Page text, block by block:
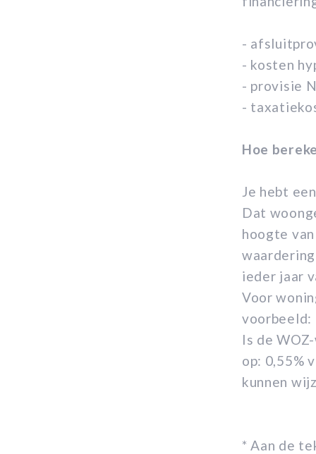
-
- kosten
- provisie
-
Hoe
Je hebt
Dat
hoogte
ieder jaar
Voor
voorbeeld:
Is de
op: 0,55%
kunnen
* Aan de